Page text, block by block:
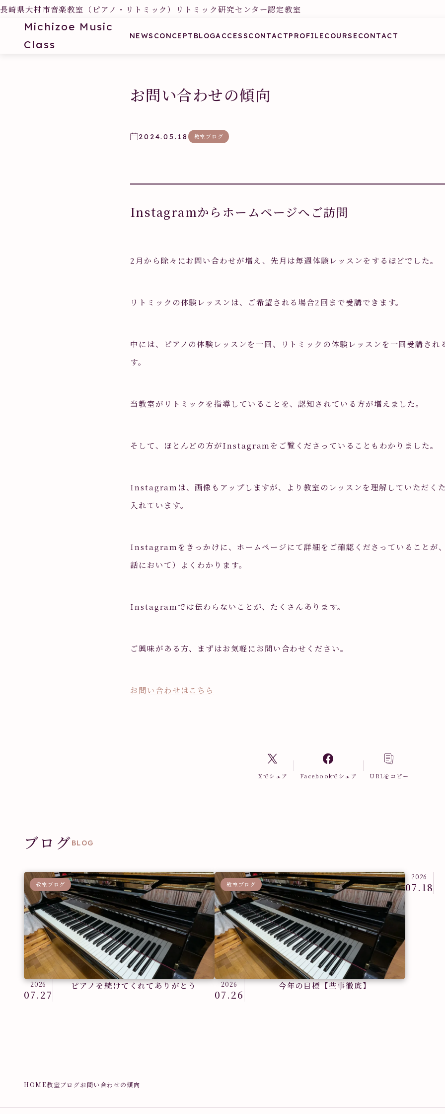
長崎県大村市音楽教室（ピアノ・リトミック）リトミック研究センター認定教室
Michizoe Music
Class
NEWS CONCEPT BLOGACCESSCONTACTPROFILECOURSECONTACT
お問い合わせの傾向
2024.05.18 教室ブログ
Instagramからホームページへご訪問
2月から除々にお問い合わせが増え、先月は毎週体験レッスンをするほどでした。
リトミックの体験レッスンは、ご希望される場合2回まで受講できます。
中には、ピアノの体験レッスンを一回、リトミックの体験レッスンを一回受講され
す。
当教室がリトミックを指導していることを、認知されている方が増えました。
そして、ほとんどの方がInstagramをご覧くださっていることもわかりました。
Instagramは、画像もアップしますが、より教室のレッスンを理解していただく
入れています。
Instagramをきっかけに、ホームページにて詳細をご確認くださっていることが
話において）よくわかります。
Instagramでは伝わらないことが、たくさんあります。
ご興味がある方、まずはお気軽にお問い合わせください。
お問い合わせはこちら
Xでシェア Facebookでシェア URLをコピー
BLOG
ブログ
教室ブログ
2026
07.27
ピアノを続けてくれてありがとう
教室ブログ
2026
07.26
今年の目標【些事徹底】
教室ブログ
2026
07.18
HOME教室ブログお問い合わせの傾向